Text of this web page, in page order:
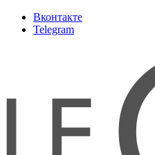
Вконтакте
Telegram